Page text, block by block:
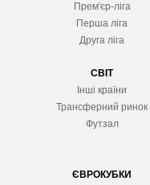
Прем'єр-ліга
Перша ліга
Друга ліга
СВІТ
Інші країни
Трансферний ринок
Футзал
ЄВРОКУБКИ